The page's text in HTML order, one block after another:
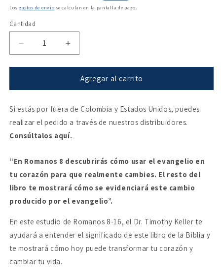
habitual
de
Los gastos de envío se calculan en la pantalla de pago.
Cantidad
Reducir
cantidad
para
8-
para
ti
Aumentar
cantidad
para
Romanos
8-
para
ti
Agregar al carrito
Si estás por fuera de Colombia y Estados Unidos, puedes
realizar el pedido a través de nuestros distribuidores.
Consúltalos aquí.
“En Romanos 8 descubrirás cómo usar el evangelio en
tu corazón para que realmente cambies. El resto del
libro te mostrará cómo se evidenciará este cambio
producido por el evangelio”.
En este estudio de Romanos 8-16, el Dr. Timothy Keller te
ayudará a entender el significado de este libro de la Biblia y
te mostrará cómo hoy puede transformar tu corazón y
cambiar tu vida.